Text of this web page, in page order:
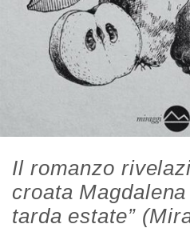
Il romanzo
croata
tarda estate”